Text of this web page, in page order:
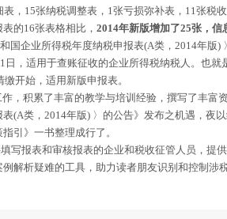
， 15张纳税调整表， 1张亏损弥补表， 11张税
表的16张表格相比， 2014年新版增加了25张，信
国企业所得税年度纳税申报表(A类， 2014年版)
1 日，适用于查账征收的企业所得税纳税人。也
开始，适用新版申报表。
，积累了丰富的教学与培训经验，撰写了丰富
表(A类， 2014年版) 〉的公告》发布之机遇，夜
引》一书整理成行了。
写报表和审核报表的企业和税收征管人员，提
解析疑难的工具，助力读者朋友识别和控制涉